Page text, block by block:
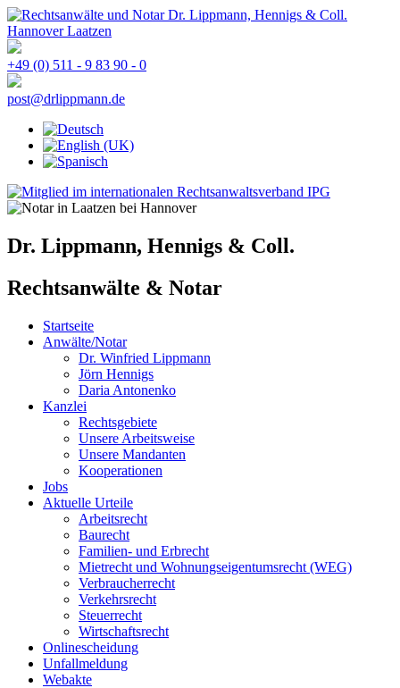
+49 (0) 511 - 9 83 90 - 0
post@drlippmann.de
Dr. Lippmann, Hennigs & Coll.
Rechtsanwälte & Notar
Startseite
Anwälte/Notar
Dr. Winfried Lippmann
Jörn Hennigs
Daria Antonenko
Kanzlei
Rechtsgebiete
Unsere Arbeitsweise
Unsere Mandanten
Kooperationen
Jobs
Aktuelle Urteile
Arbeitsrecht
Baurecht
Familien- und Erbrecht
Mietrecht und Wohnungseigentumsrecht (WEG)
Verbraucherrecht
Verkehrsrecht
Steuerrecht
Wirtschaftsrecht
Onlinescheidung
Unfallmeldung
Webakte